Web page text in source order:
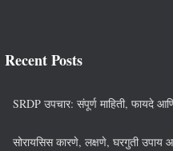
Recent Posts
SRDP उपचार: संपूर्ण माहिती, फायदे
सोरायसिस कारणे, लक्षणे, घरगुती